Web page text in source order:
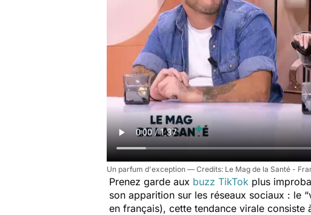
Un parfum d'exception Le Mag de la Santé -
Prenez garde aux buzz TikTok plus
son apparition sur les réseaux sociaux : le
en français), cette tendance virale consiste